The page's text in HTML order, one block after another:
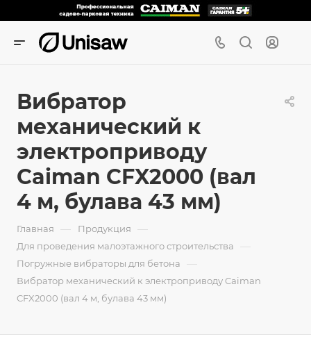
Вибратор
механический к
электроприводу
Caiman CFX2000 (вал
4 м, булава 43 мм)
Главная — Продукция —
Для проведения малоэтажного строительства —
Погружные вибраторы для бетона —
Вибратор механический к электроприводу Caiman
CFX2000 (вал 4 м, булава 43 мм)